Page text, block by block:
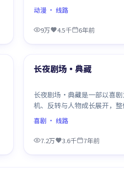
动漫· 线路
9万 4.5千 6年前
最新
长夜剧场·典藏
长夜剧场·典藏是一部以喜
机、反转与人物成长展开，
看。
喜剧· 线路
7.2万 3.6千 7年前